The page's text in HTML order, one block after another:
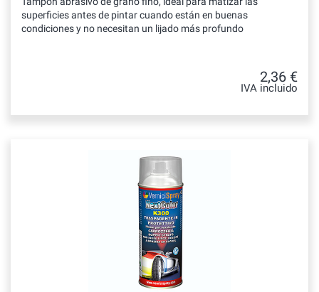
superficies antes de pintar cuando están en buenas
condiciones y no necesitan un lijado más profundo
2,36 €
IVA incluido